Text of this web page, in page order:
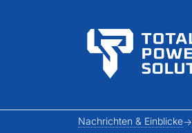
Nachrichten & Einblicke